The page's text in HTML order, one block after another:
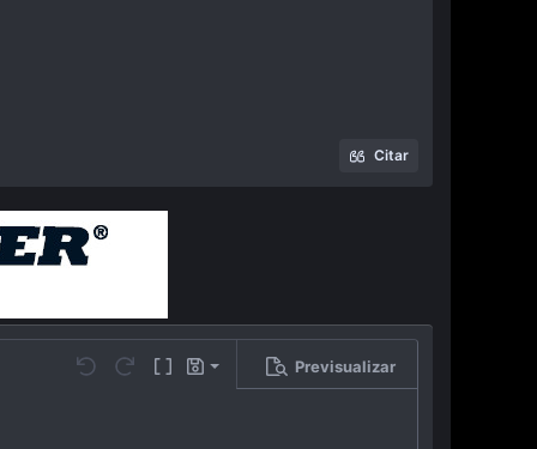
Citar
Undo Redo Toggle BB code
Borradores
Guardar borrador
Previsualizar